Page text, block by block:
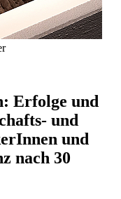
Erfolge und
und
und
nach 30